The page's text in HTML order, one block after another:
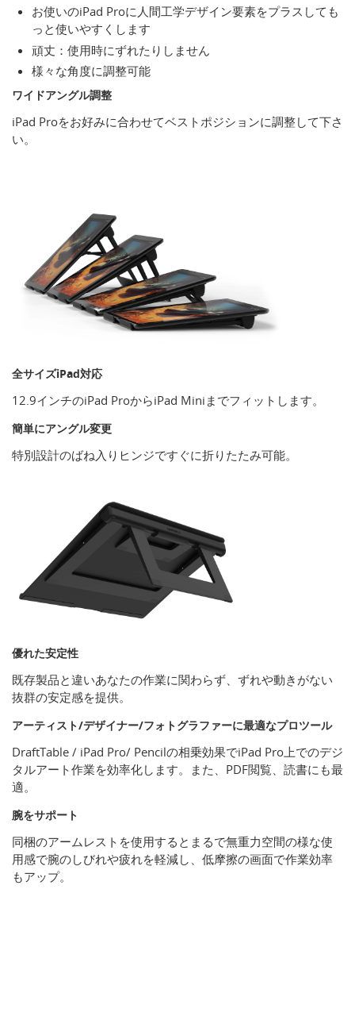
お使いのiPad Proに人間工学デザイン要素をプラスしても
っと使いやすくします
頑丈：使用時にずれたりしません
様々な角度に調整可能
ワイドアングル調整
iPad Proをお好みに合わせてベストポジションに調整して下さ
い。
全サイズiPad対応
12.9インチのiPad ProからiPad Miniまでフィットします。
簡単にアングル変更
特別設計のばね入りヒンジですぐに折りたたみ可能。
優れた安定性
既存製品と違いあなたの作業に関わらず、ずれや動きがない
抜群の安定感を提供。
アーティスト/デザイナー/フォトグラファーに最適なプロツール
DraftTable / iPad Pro/ Pencilの相乗効果でiPad Pro上でのデジ
タルアート作業を効率化します。また、PDF閲覧、読書にも最
適。
腕をサポート
同梱のアームレストを使用するとまるで無重力空間の様な使
用感で腕のしびれや疲れを軽減し、低摩擦の画面で作業効率
もアップ。